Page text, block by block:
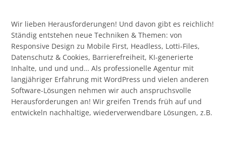
Wir lieben Herausforderungen! Und davon gibt es reichlich!
Ständig entstehen neue Techniken & Themen: von
Responsive Design zu Mobile First, Headless, Lotti-Files,
Datenschutz & Cookies, Barrierefreiheit, KI-generierte
Inhalte, und und und… Als professionelle Agentur mit
langjähriger Erfahrung mit WordPress und vielen anderen
Software-Lösungen nehmen wir auch anspruchsvolle
Herausforderungen an! Wir greifen Trends früh auf und
entwickeln nachhaltige, wiederverwendbare Lösungen, z.B.